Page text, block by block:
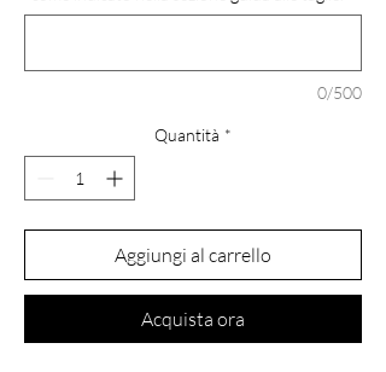
0/500
Quantità *
Aggiungi al carrello
Acquista ora